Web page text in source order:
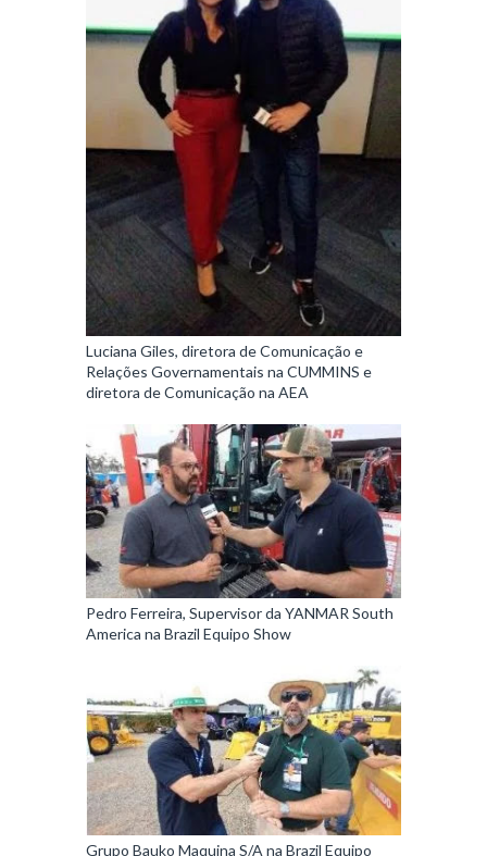
Luciana Giles, diretora de Comunicação e
Relações Governamentais na CUMMINS e
diretora de Comunicação na AEA
Pedro Ferreira, Supervisor da YANMAR South
America na Brazil Equipo Show
Grupo Bauko Maquina S/A na Brazil Equipo